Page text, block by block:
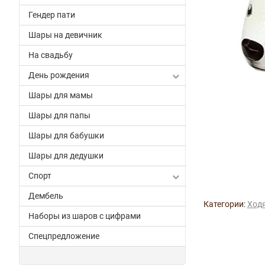
Гендер пати
Шары на девичник
На свадьбу
День рождения
Шары для мамы
Шары для папы
Шары для бабушки
Шары для дедушки
Спорт
Дембель
Наборы из шаров с цифрами
Спецпредложение
Категории: